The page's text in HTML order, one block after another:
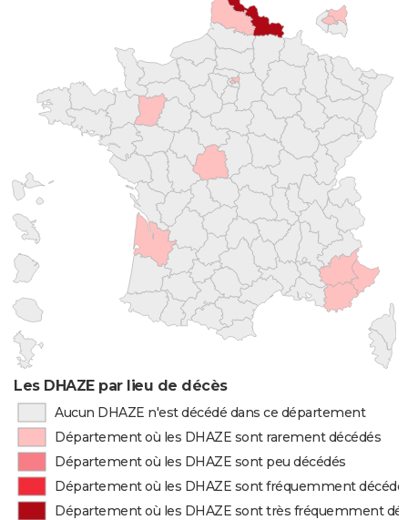
Les DHAZE par lieu de décès
Aucun DHAZE n'est décédé dans ce département
Département où les DHAZE sont rarement décédés
Département où les DHAZE sont peu décédés
Département où les DHAZE sont fréquemment
Département où les DHAZE sont très fréquemment